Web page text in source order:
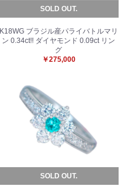
SOLD OUT.
K18WG ブラジル産パライバトルマリ
ン 0.34ct!! ダイヤモンド 0.09ct リン
グ
￥275,000
SOLD OUT.